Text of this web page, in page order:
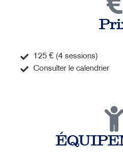
125 € (4 sessions)
Consulter le calendrier